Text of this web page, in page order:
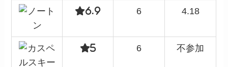
6.9 6 4.18
5 6 不参加